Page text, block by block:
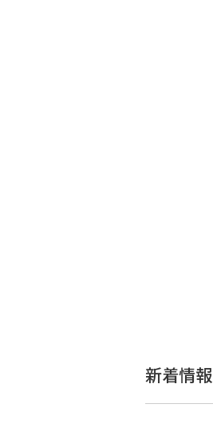
新着情報